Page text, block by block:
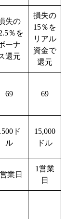
失の
％を
ーナ
還元
損失の
15％を
リアル
資金で
還元
69 69
ド
ル
15,000
ドル
業日
1営業
日